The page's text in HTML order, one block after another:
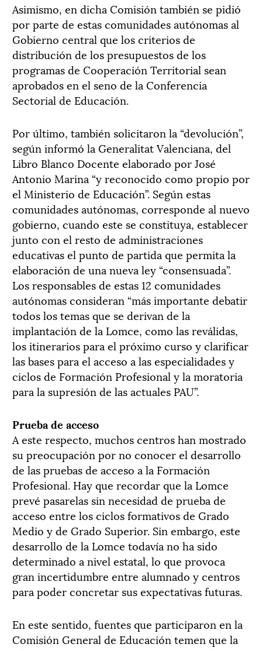
Asimismo, en dicha Comisión también se pidió
por parte de estas comunidades autónomas al
Gobierno central que los criterios de
distribución de los presupuestos de los
programas de Cooperación Territorial sean
aprobados en el seno de la Conferencia
Sectorial de Educación.
Por último, también solicitaron la “devolución”,
según informó la Generalitat Valenciana, del
Libro Blanco Docente elaborado por José
Antonio Marina “y reconocido como propio por
el Ministerio de Educación”. Según estas
comunidades autónomas, corresponde al nuevo
gobierno, cuando este se constituya, establecer
junto con el resto de administraciones
educativas el punto de partida que permita la
elaboración de una nueva ley “consensuada”.
Los responsables de estas 12 comunidades
autónomas consideran “más importante debatir
todos los temas que se derivan de la
implantación de la Lomce, como las reválidas,
los itinerarios para el próximo curso y clarificar
las bases para el acceso a las especialidades y
ciclos de Formación Profesional y la moratoria
para la supresión de las actuales PAU”.
Prueba de acceso
A este respecto, muchos centros han mostrado
su preocupación por no conocer el de­sarrollo
de las pruebas de acceso a la Formación
Profesional. Hay que recordar que la Lomce
prevé pasarelas sin necesidad de prueba de
acceso entre los ciclos formativos de Grado
Medio y de Grado Superior. Sin embargo, este
desarrollo de la Lomce todavía no ha sido
determinado a nivel estatal, lo que provoca
gran incertidumbre entre alumnado y centros
para poder concretar sus expectativas futuras.
En este sentido, fuentes que participaron en la
Comisión General de Educación temen que la